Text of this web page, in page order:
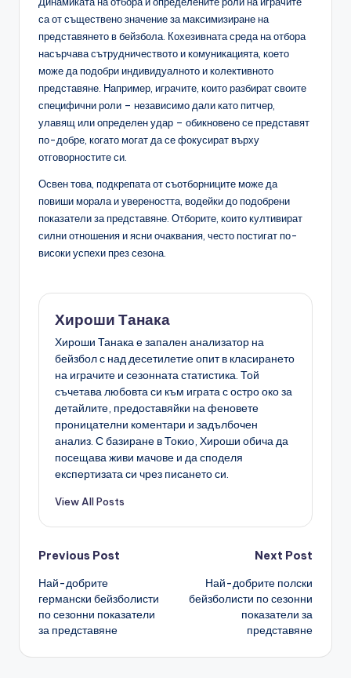
са от съществено значение за максимизиране на
представянето в бейзбола. Кохезивната среда на отбора
насърчава сътрудничеството и комуникацията, което
може да подобри индивидуалното и колективното
представяне. Например, играчите, които разбират своите
специфични роли – независимо дали като питчер,
улавящ или определен удар – обикновено се представят
по-добре, когато могат да се фокусират върху
отговорностите си.
Освен това, подкрепата от съотборниците може да
повиши морала и увереността, водейки до подобрени
показатели за представяне. Отборите, които култивират
силни отношения и ясни очаквания, често постигат по-
високи успехи през сезона.
Хироши Танака
Хироши Танака е запален анализатор на
бейзбол с над десетилетие опит в класирането
на играчите и сезонната статистика. Той
съчетава любовта си към играта с остро око за
детайлите, предоставяйки на феновете
проницателни коментари и задълбочен
анализ. С базиране в Токио, Хироши обича да
посещава живи мачове и да споделя
експертизата си чрез писането си.
View All Posts
Post
navigation
Previous Post
Най-добрите
германски бейзболисти
по сезонни показатели
за представяне
Next Post
Най-добрите полски
бейзболисти по сезонни
показатели за
представяне